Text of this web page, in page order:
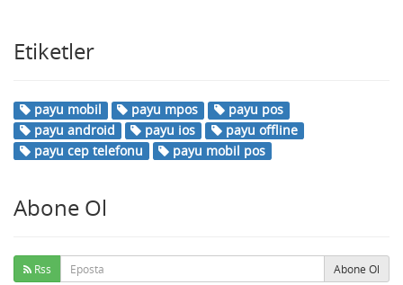
Etiketler
payu mobil payu mpos
payu pos
payu android
payu ios
payu offline
payu cep telefonu
payu mobil pos
Abone Ol
Rss Abone Ol